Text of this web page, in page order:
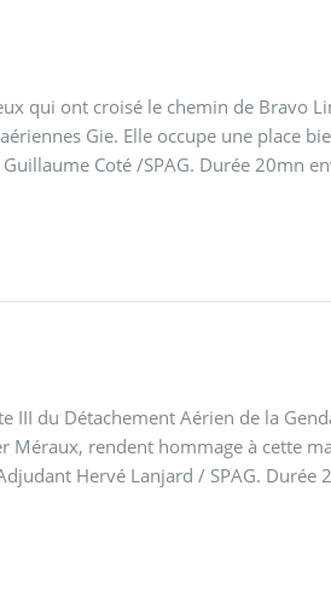
qui ont croisé le chemin de Bravo
Gie. Elle occupe une place
Coté /SPAG. Durée 20mn
III du Détachement Aérien de la
rendent hommage à cette
Hervé Lanjard / SPAG. Durée